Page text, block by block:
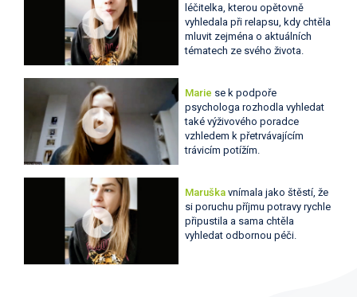
léčitelka, kterou opětovně
vyhledala při relapsu, kdy chtěla
mluvit zejména o aktuálních
tématech ze svého života.
Marie se k podpoře
psychologa rozhodla vyhledat
také výživového poradce
vzhledem k přetrvávajícím
trávicím potížím.
Maruška vnímala jako štěstí, že
si poruchu příjmu potravy rychle
připustila a sama chtěla
vyhledat odbornou péči.